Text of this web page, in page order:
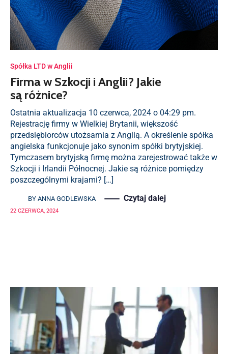
Spółka LTD w Anglii
Firma w Szkocji i Anglii? Jakie
są różnice?
Ostatnia aktualizacja 10 czerwca, 2024 o 04:29 pm.
Rejestrację firmy w Wielkiej Brytanii, większość
przedsiębiorców utożsamia z Anglią. A określenie spółka
angielska funkcjonuje jako synonim spółki brytyjskiej.
Tymczasem brytyjską firmę można zarejestrować także w
Szkocji i Irlandii Północnej. Jakie są różnice pomiędzy
poszczególnymi krajami? […]
BY ANNA GODLEWSKA Czytaj dalej
22 CZERWCA, 2024